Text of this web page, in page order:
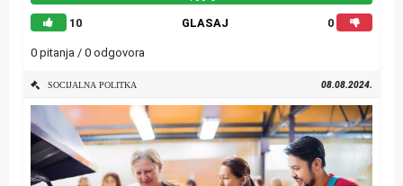
10 GLASAJ 0
0 pitanja / 0 odgovora
SOCIJALNA POLITKA 08.08.2024.